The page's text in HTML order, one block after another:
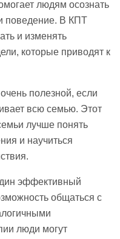
людям осознать
поведение. В КПТ
и изменять
которые приводят к
полезной, если
всю семью. Этот
лучше понять
и научиться
эффективный
общаться с
люди могут